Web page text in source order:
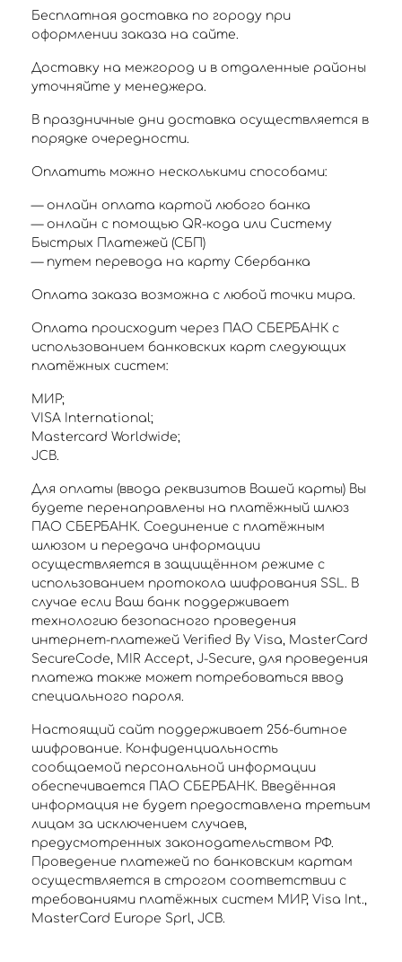
Бесплатная доставка по городу при
оформлении заказа на сайте.
Доставку на межгород и в отдаленные районы
уточняйте у менеджера.
В праздничные дни доставка осуществляется в
порядке очередности.
Оплатить можно несколькими способами:
— онлайн оплата картой любого банка
— онлайн с помощью QR-кода или Систему
Быстрых Платежей (СБП)
— путем перевода на карту Сбербанка
Оплата заказа возможна с любой точки мира.
Оплата происходит через ПАО СБЕРБАНК с
использованием банковских карт следующих
платёжных систем:
МИР;
VISA International;
Mastercard Worldwide;
JCB.
Для оплаты (ввода реквизитов Вашей карты) Вы
будете перенаправлены на платёжный шлюз
ПАО СБЕРБАНК. Соединение с платёжным
шлюзом и передача информации
осуществляется в защищённом режиме с
использованием протокола шифрования SSL. В
случае если Ваш банк поддерживает
технологию безопасного проведения
интернет-платежей Verified By Visa, MasterCard
SecureCode, MIR Accept, J-Secure, для проведения
платежа также может потребоваться ввод
специального пароля.
Настоящий сайт поддерживает 256-битное
шифрование. Конфиденциальность
сообщаемой персональной информации
обеспечивается ПАО СБЕРБАНК. Введённая
информация не будет предоставлена третьим
лицам за исключением случаев,
предусмотренных законодательством РФ.
Проведение платежей по банковским картам
осуществляется в строгом соответствии с
требованиями платёжных систем МИР, Visa Int.,
MasterCard Europe Sprl, JCB.